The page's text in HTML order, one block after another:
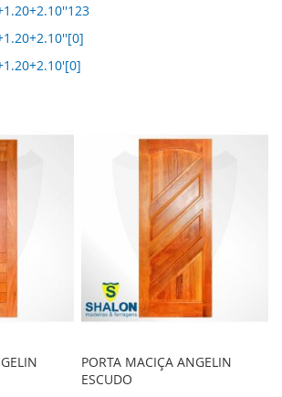
PORTA MACIÇA ANGELIN
ESCUDO